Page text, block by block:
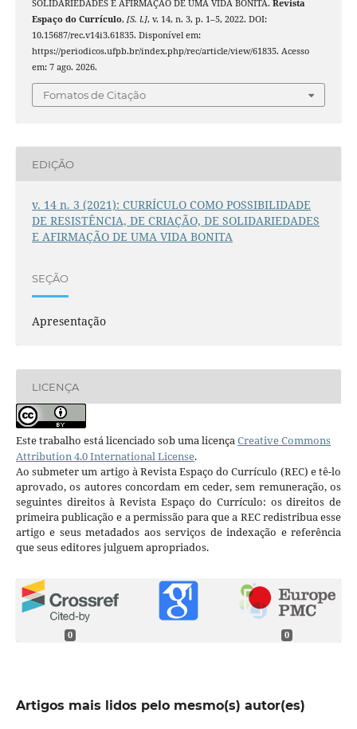
SOLIDARIEDADES E AFIRMAÇÃO DE UMA VIDA BONITA. Revista
Espaço do Currículo, [S. l.], v. 14, n. 3, p. 1–5, 2022. DOI:
10.15687/rec.v14i3.61835. Disponível em:
https://periodicos.ufpb.br/index.php/rec/article/view/61835. Acesso
em: 7 ago. 2026.
Fomatos de Citação
EDIÇÃO
v. 14 n. 3 (2021): CURRÍCULO COMO POSSIBILIDADE
DE RESISTÊNCIA, DE CRIAÇÃO, DE SOLIDARIEDADES
E AFIRMAÇÃO DE UMA VIDA BONITA
SEÇÃO
Apresentação
LICENÇA
Este trabalho está licenciado sob uma licençaCreative Commons
Attribution 4.0 International License.
Ao submeter um artigo à Revista Espaço do Currículo (REC) e tê-lo
aprovado, os autores concordam em ceder, sem remuneração, os
seguintes direitos à Revista Espaço do Currículo: os direitos de
primeira publicação e a permissão para que a REC redistribua esse
artigo e seus metadados aos serviços de indexação e referência
que seus editores julguem apropriados.
0 0
Artigos mais lidos pelo mesmo(s) autor(es)